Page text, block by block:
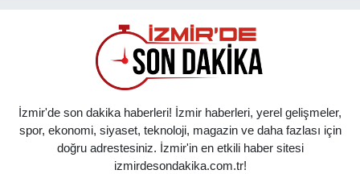
İzmir'de son dakika haberleri! İzmir haberleri, yerel gelişmeler,
spor, ekonomi, siyaset, teknoloji, magazin ve daha fazlası için
doğru adrestesiniz. İzmir'in en etkili haber sitesi
izmirdesondakika.com.tr!